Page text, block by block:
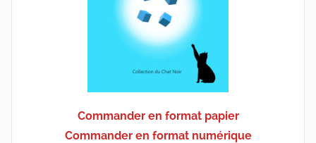
Commander en format papier
Commander en format numérique